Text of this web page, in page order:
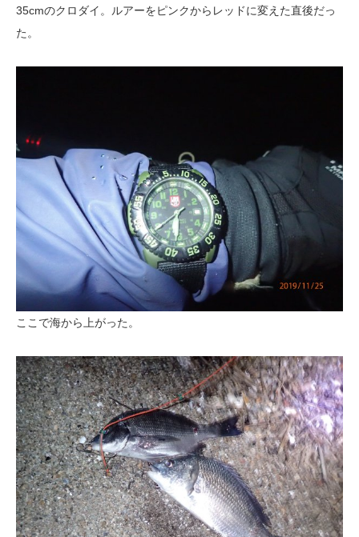
35cmのクロダイ。ルアーをピンクからレッドに変えた直後だっ
た。
ここで海から上がった。